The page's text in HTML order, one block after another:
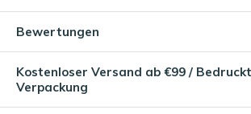
Bewertungen
Kostenloser Versand ab €99 /
Verpackung